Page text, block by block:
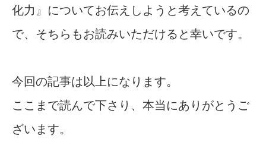
化力』についてお伝えしようと考えているの
で、そちらもお読みいただけると幸いです。
今回の記事は以上になります。
ここまで読んで下さり、本当にありがとうご
ざいます。